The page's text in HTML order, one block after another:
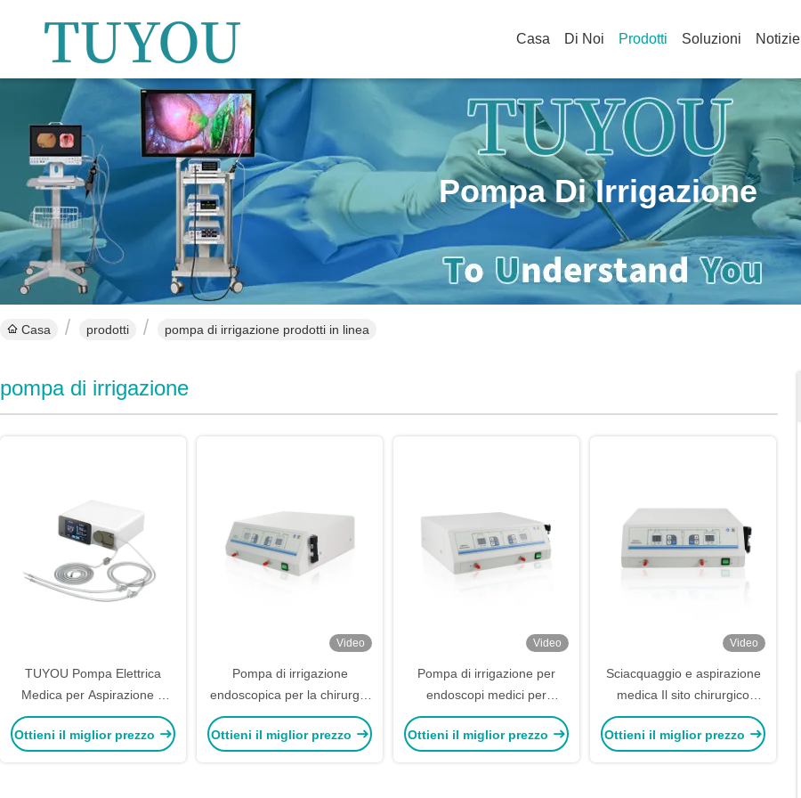
Casa Di Noi Prodotti Soluzioni Notizie
Pompa Di Irrigazione
Casa prodotti pompa di irrigazione prodotti in linea
pompa di irrigazione
TUYOU Pompa Elettrica
Medica per Aspirazione e
Irrigazione per Endoscopia,
Stili Multipli, Ortopedia,
Ottieni il miglior prezzo
Video
Pompa di irrigazione
endoscopica per la chirurgia
laparoscopica
Ottieni il miglior prezzo
Video
Pompa di irrigazione per
endoscopi medici per
chirurgia laparoscopica
Ottieni il miglior prezzo
Video
Sciacquaggio e aspirazione
medica Il sito chirurgico
Endoscopio pompa di
irrigazione per la chirurgia
Ottieni il miglior prezzo